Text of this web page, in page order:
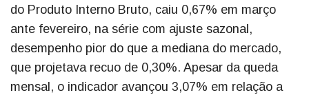
do Produto Interno Bruto, caiu 0,67% em março
ante fevereiro, na série com ajuste sazonal,
desempenho pior do que a mediana do mercado,
que projetava recuo de 0,30%. Apesar da queda
mensal, o indicador avançou 3,07% em relação a